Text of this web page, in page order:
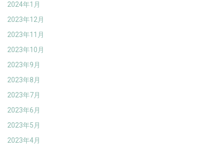
2024年1月
2023年12月
2023年11月
2023年10月
2023年9月
2023年8月
2023年7月
2023年6月
2023年5月
2023年4月